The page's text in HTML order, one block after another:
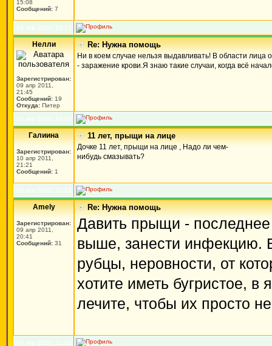
15:08
Сообщений: 7
Нелли
Зарегистрирован:
09 апр 2011,
21:45
Сообщений: 19
Откуда: Питер
Re: Нужна помощь
Ни в коем случае нельзя выдавливать! В области
- заражение крови.Я знаю такие случаи, когда всё
Галиина
Зарегистрирован:
10 апр 2011,
21:21
Сообщений: 1
11 лет, прыщи на лице
Дочке 11 лет, прыщи на лице , Надо ли чем-
нибудь смазывать?
Amely
Зарегистрирован:
09 апр 2011,
20:41
Сообщений: 31
Re: Нужна помощь
Давить прыщи -
выше, занести инфекцию.
рубцы, неровности, от
хотите иметь бугристое,
лечите, чтобы их просто